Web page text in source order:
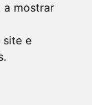
a mostrar
site e